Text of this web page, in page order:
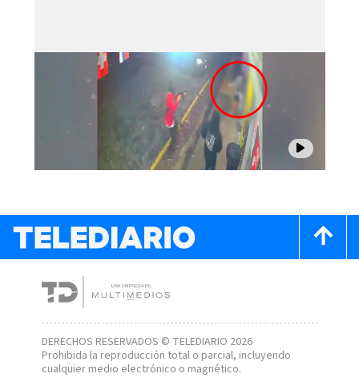
DERECHOS RESERVADOS © TELEDIARIO 2026
Prohibida la reproducción total o parcial, incluyendo
cualquier medio electrónico o magnético.